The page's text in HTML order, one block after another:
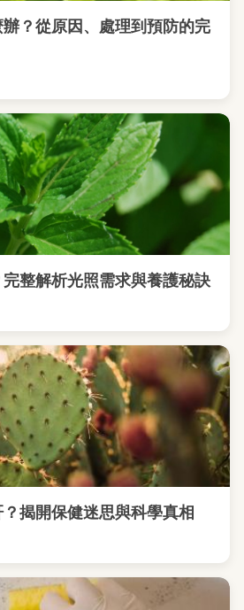
？從原因、處理到預防的完
整解析光照需求與養護秘訣
揭開保健迷思與科學真相